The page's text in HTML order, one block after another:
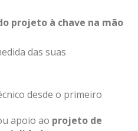
projeto à chave na mão
das suas
desde o primeiro
apoio ao projeto de